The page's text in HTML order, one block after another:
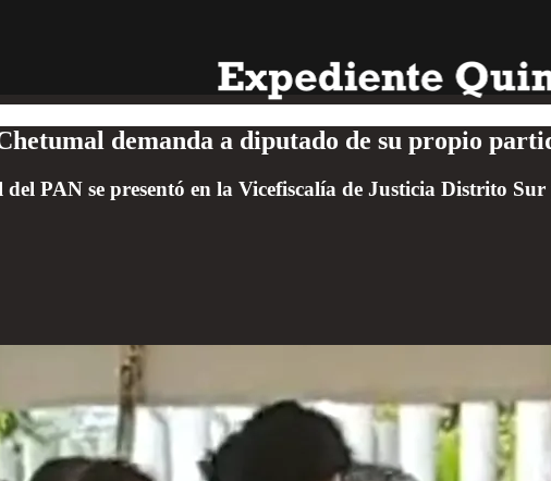
demanda a diputado de su propio
del PAN se presentó en la Vicefiscalía de Justicia Distrito